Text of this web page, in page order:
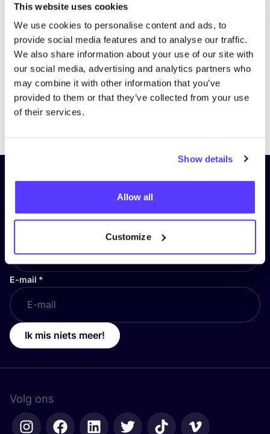
This website uses cookies
We use cookies to personalise content and ads, to
provide social media features and to analyse our traffic.
We also share information about your use of our site with
our social media, advertising and analytics partners who
may combine it with other information that you’ve
provided to them or that they’ve collected from your use
of their services.
Show details
Allow all
Customize
Schrijf je in op onze nieuwsbrief
en blijf op de hoogte!
E-mail *
Ik mis niets meer!
Volg ons